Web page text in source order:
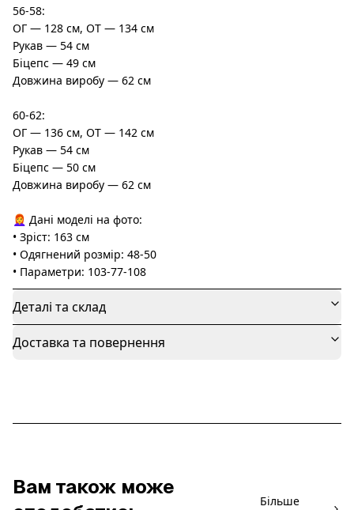
56-58:
ОГ — 128 см, ОТ — 134 см
Рукав — 54 см
Біцепс — 49 см
Довжина виробу — 62 см
60-62:
ОГ — 136 см, ОТ — 142 см
Рукав — 54 см
Біцепс — 50 см
Довжина виробу — 62 см
👩‍🦰 Дані моделі на фото:
• Зріст: 163 см
• Одягнений розмір: 48-50
• Параметри: 103-77-108
Деталі та склад
Доставка та повернення
Вам також може
Більше